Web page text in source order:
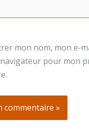
mon nom, mon e-
pour mon